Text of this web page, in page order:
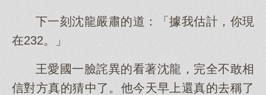
下一刻沈龍嚴肅的道：「據我估計，你現
在232。」
王愛國一臉詫異的看著沈龍，完全不敢相
信對方真的猜中了。他今天早上還真的去稱了